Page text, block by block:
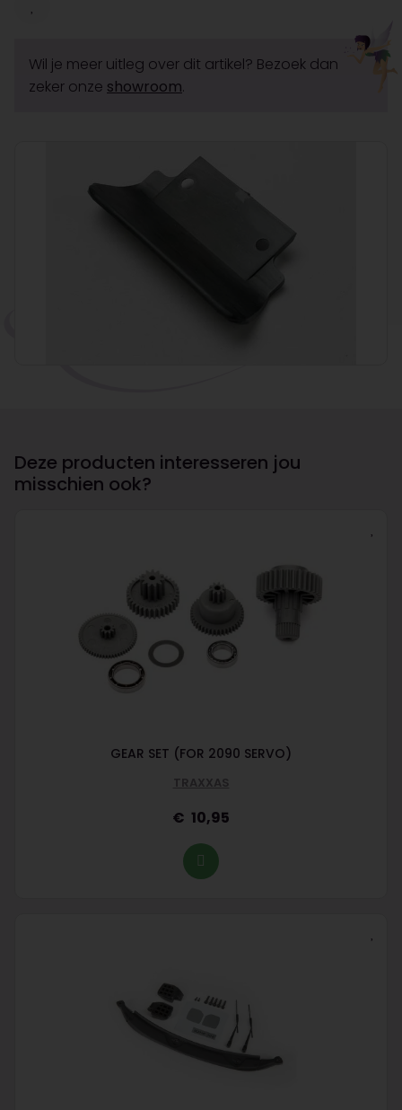
Wil je meer uitleg over dit artikel? Bezoek dan
zeker onze showroom.
Deze producten interesseren jou
misschien ook?
GEAR SET (FOR 2090 SERVO)
TRAXXAS
10,95